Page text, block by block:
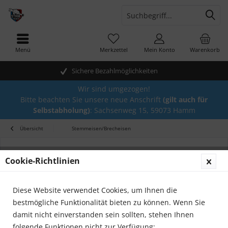
Sichere Bezahlmöglichkeiten
Warenkorb
Merkzettel Mein Konto
Menü
Wir sind umgezogen!
Bitte beachten Sie unsere neue Anschrift (gilt auch für
Selbstabholung): Sachsenweg 15, 59073 Hamm
Übersicht Stemmeisen/Brecheisen
Cookie-Richtlinien
Diese Website verwendet Cookies, um Ihnen die
bestmögliche Funktionalität bieten zu können. Wenn Sie
damit nicht einverstanden sein sollten, stehen Ihnen